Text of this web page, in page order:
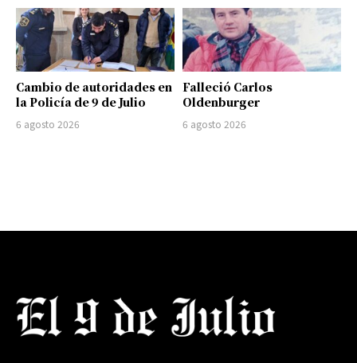
Cambio de autoridades en
la Policía de 9 de Julio
6 agosto 2026
Falleció Carlos
Oldenburger
6 agosto 2026